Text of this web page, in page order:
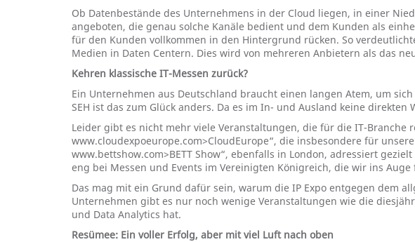
Ob Datenbestände des Unternehmens in der Cloud liegen, in einer
angeboten, die genau solche Kanäle bedient und dem Kunden als
für den Kunden vollkommen in den Hintergrund rücken. So
Medien in Daten Centern. Dies wird von mehreren Anbietern als das
Kehren klassische IT-Messen zurück?
Ein Unternehmen aus Deutschland braucht einen langen Atem, um
SEH ist das zum Glück anders. Da es im In- und Ausland keine
Leider gibt es nicht mehr viele Veranstaltungen, die für die IT-
www.cloudexpoeurope.com>CloudEurope“, die insbesondere für
www.bettshow.com>BETT Show“, ebenfalls in London, adressiert
eng bei Messen und Events im Vereinigten Königreich, die wir ins Auge
Das mag mit ein Grund dafür sein, warum die IP Expo entgegen dem
Unternehmen gibt es nur noch wenige Veranstaltungen wie die
und Data Analytics hat.
Resümee: Ein voller Erfolg, aber mit viel Luft nach oben